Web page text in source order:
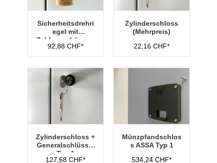
Sicherheitsdrehri
egel mit
Zahlenvorhänges
chloss Typ 1
92,88 CHF*
Zylinderschloss
(Mehrpreis)
22,16 CHF*
Zylinderschloss +
Generalschlüssel
Typ 1
127,68 CHF*
Münzpfandschlos
s ASSA Typ 1
534,24 CHF*